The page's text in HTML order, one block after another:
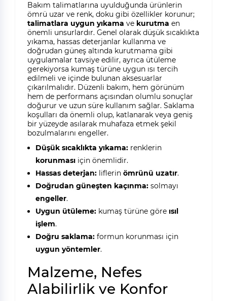
Bakım talimatlarına uyulduğunda ürünlerin
ömrü uzar ve renk, doku gibi özellikler korunur;
talimatlara uygun yıkama ve kurutma en
önemli unsurlardır. Genel olarak düşük sıcaklıkta
yıkama, hassas deterjanlar kullanma ve
doğrudan güneş altında kurutmama gibi
uygulamalar tavsiye edilir, ayrıca ütüleme
gerekiyorsa kumaş türüne uygun ısı tercih
edilmeli ve içinde bulunan aksesuarlar
çıkarılmalıdır. Düzenli bakım, hem görünüm
hem de performans açısından olumlu sonuçlar
doğurur ve uzun süre kullanım sağlar. Saklama
koşulları da önemli olup, katlanarak veya geniş
bir yüzeyde asılarak muhafaza etmek şekil
bozulmalarını engeller.
Düşük sıcaklıkta yıkama:renklerin
korunmasıiçin önemlidir.
Hassas deterjan:liflerin ömrünü uzatır.
Doğrudan güneşten kaçınma:solmayı
engeller.
Uygun ütüleme:kumaş türüne göre ısıl
işlem.
Doğru saklama:formun korunması için
uygun yöntemler.
Malzeme, Nefes
Alabilirlik ve Konfor